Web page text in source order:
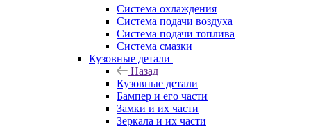
Система охлаждения
Система подачи воздуха
Система подачи топлива
Система смазки
Кузовные детали
Назад
Кузовные детали
Бампер и его части
Замки и их части
Зеркала и их части